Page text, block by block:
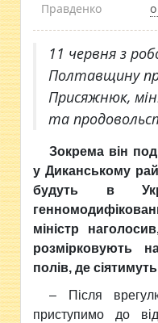
Правденко
11 червня з
Полтавщину
Присяжнюк,
та
Зокрема він
у Диканському
будуть в
міністр
розмірковують
полів, де
– Після
приступимо до